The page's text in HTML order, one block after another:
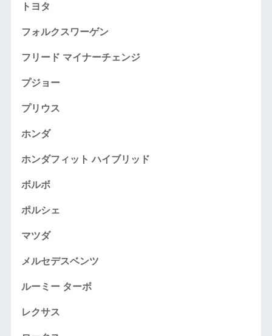
トヨタ
フォルクスワーゲン
フリード マイナーチェンジ
プジョー
プリウス
ホンダ
ホンダフィット ハイブリッド
ボルボ
ポルシェ
マツダ
メルセデスベンツ
ルーミー ターボ
レクサス